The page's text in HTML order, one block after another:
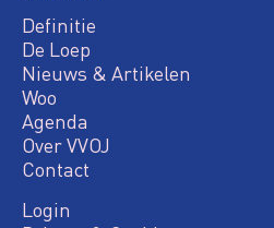
Definitie
De Loep
Nieuws & Artikelen
Woo
Agenda
Over VVOJ
Contact
Login